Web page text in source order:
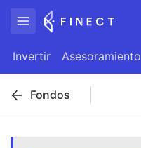
Invertir Asesoramiento
Fondos